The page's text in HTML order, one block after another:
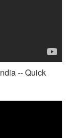
-- Quick